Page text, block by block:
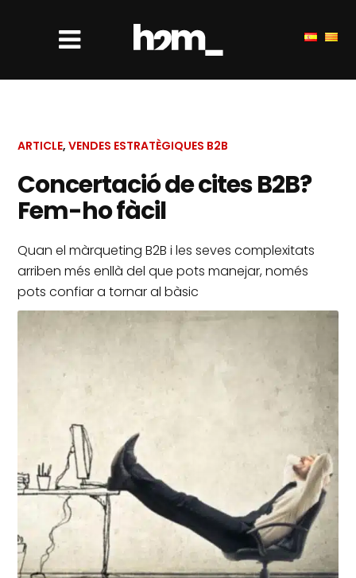
ARTICLE,VENDES ESTRATÈGIQUES B2B
Concertació de cites B2B?
Fem-ho fàcil
Quan el màrqueting B2B i les seves complexitats
arriben més enllà del que pots manejar, només
pots confiar a tornar al bàsic